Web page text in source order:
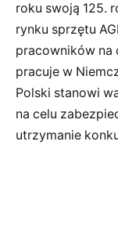
roku swoją 125.
rynku sprzętu
pracowników na
pracuje w
Polski stanowi
na celu
utrzymanie